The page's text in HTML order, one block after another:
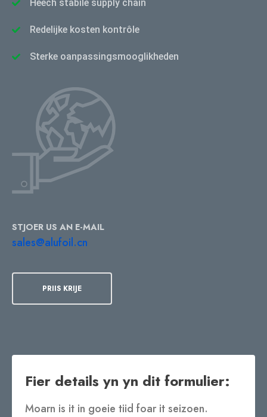
Heech stabile supply chain
Redelijke kosten kontrôle
Sterke oanpassingsmooglikheden
STJOER US AN E-MAIL
sales@alufoil.cn
PRIIS KRIJE
Fier details yn yn dit formulier:
Moarn is it in goeie tiid foar it seizoen.